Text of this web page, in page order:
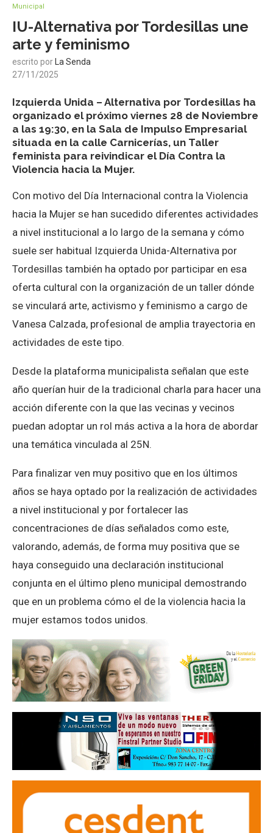
Municipal
IU-Alternativa por Tordesillas une
arte y feminismo
escrito por
La Senda
27/11/2025
Izquierda Unida – Alternativa por Tordesillas ha
organizado el próximo viernes 28 de Noviembre
a las 19:30, en la Sala de Impulso Empresarial
situada en la calle Carnicerías, un Taller
feminista para reivindicar el Día Contra la
Violencia hacia la Mujer.
Con motivo del Día Internacional contra la Violencia
hacia la Mujer se han sucedido diferentes actividades
a nivel institucional a lo largo de la semana y cómo
suele ser habitual Izquierda Unida-Alternativa por
Tordesillas también ha optado por participar en esa
oferta cultural con la organización de un taller dónde
se vinculará arte, activismo y feminismo a cargo de
Vanesa Calzada, profesional de amplia trayectoria en
actividades de este tipo.
Desde la plataforma municipalista señalan que este
año querían huir de la tradicional charla para hacer una
acción diferente con la que las vecinas y vecinos
puedan adoptar un rol más activa a la hora de abordar
una temática vinculada al 25N.
Para finalizar ven muy positivo que en los últimos
años se haya optado por la realización de actividades
a nivel institucional y por fortalecer las
concentraciones de días señalados como este,
valorando, además, de forma muy positiva que se
haya conseguido una declaración institucional
conjunta en el último pleno municipal demostrando
que en un problema cómo el de la violencia hacia la
mujer estamos todos unidos.